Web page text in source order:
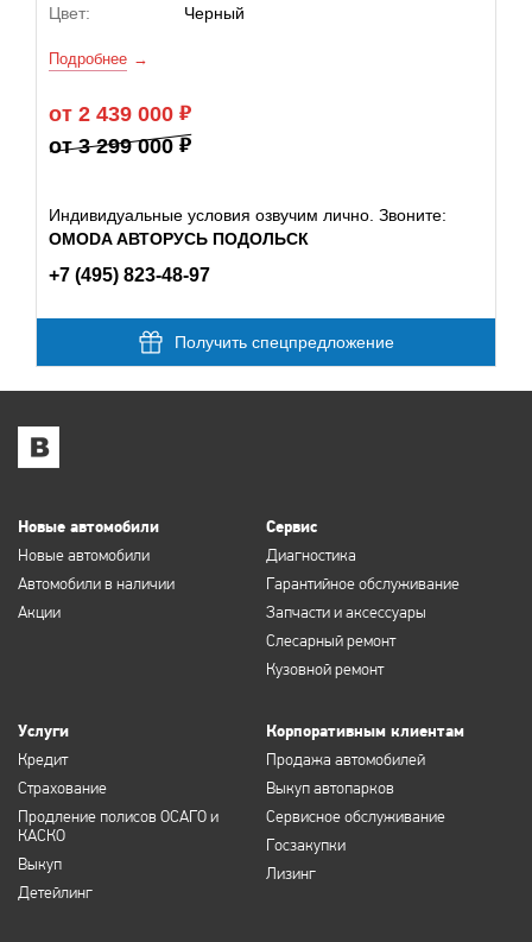
Цвет:
Черный
Подробнее
от 2 439 000
от 3 299 000
Индивидуальные условия озвучим лично. Звоните:
OMODA АВТОРУСЬ ПОДОЛЬСК
+7 (495) 823-48-97
Получить спецпредложение
Новые автомобили
Новые автомобили
Автомобили в наличии
Акции
Сервис
Диагностика
Гарантийное обслуживание
Запчасти и аксессуары
Слесарный ремонт
Кузовной ремонт
Услуги
Кредит
Страхование
Продление полисов ОСАГО и
КАСКО
Выкуп
Детейлинг
Корпоративным клиентам
Продажа автомобилей
Выкуп автопарков
Сервисное обслуживание
Госзакупки
Лизинг